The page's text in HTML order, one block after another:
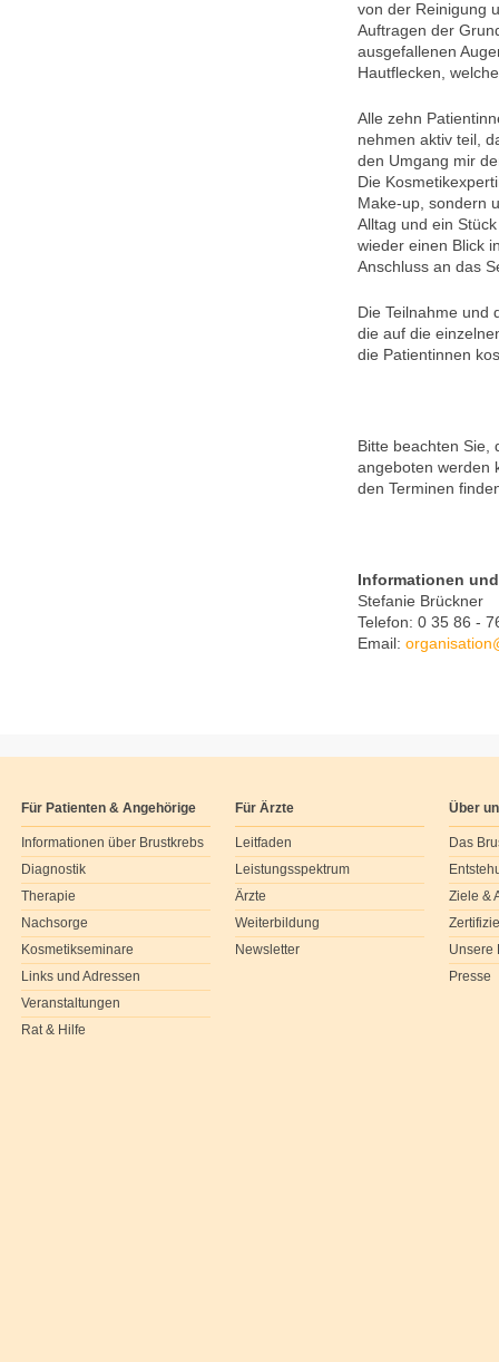
von der Reinigung
Auftragen der
ausgefallenen
Hautflecken,
Alle zehn
nehmen aktiv teil,
den Umgang mir
Die
Make-up, sondern
Alltag und ein
wieder einen Blick
Anschluss an das
Die Teilnahme und
die auf die
die Patientinnen
Bitte beachten Sie,
angeboten werden
den Terminen
Informationen
Stefanie Brückner
Telefon: 0 35 86 -
Email: organisation
Für Patienten & Angehörige
Informationen über Brustkrebs
Diagnostik
Therapie
Nachsorge
Kosmetikseminare
Links und Adressen
Veranstaltungen
Rat & Hilfe
Für Ärzte
Leitfaden
Leistungsspektrum
Ärzte
Weiterbildung
Newsletter
Über
Das
Ziele &
Unsere
Presse